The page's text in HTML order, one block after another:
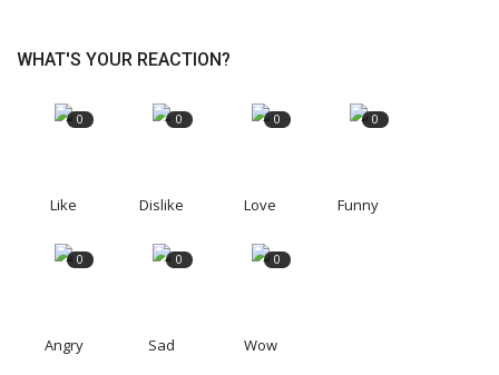
WHAT'S YOUR REACTION?
0
Like
0
Dislike
0
Love
0
Funny
0
Angry
0
Sad
0
Wow